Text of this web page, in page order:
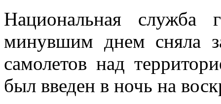
Национальная служба
минувшим днем сняла
самолетов над
был введен в ночь на